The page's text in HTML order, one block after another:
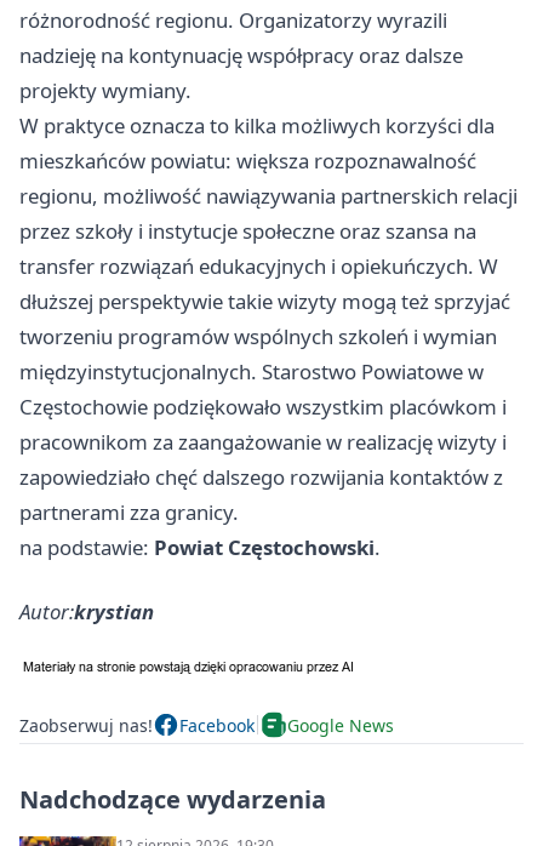
różnorodność regionu. Organizatorzy wyrazili
nadzieję na kontynuację współpracy oraz dalsze
projekty wymiany.
W praktyce oznacza to kilka możliwych korzyści dla
mieszkańców powiatu: większa rozpoznawalność
regionu, możliwość nawiązywania partnerskich relacji
przez szkoły i instytucje społeczne oraz szansa na
transfer rozwiązań edukacyjnych i opiekuńczych. W
dłuższej perspektywie takie wizyty mogą też sprzyjać
tworzeniu programów wspólnych szkoleń i wymian
międzyinstytucjonalnych. Starostwo Powiatowe w
Częstochowie podziękowało wszystkim placówkom i
pracownikom za zaangażowanie w realizację wizyty i
zapowiedziało chęć dalszego rozwijania kontaktów z
partnerami zza granicy.
na podstawie: Powiat Częstochowski.
Autor:krystian
Zaobserwuj nas! Facebook Google News
Nadchodzące wydarzenia